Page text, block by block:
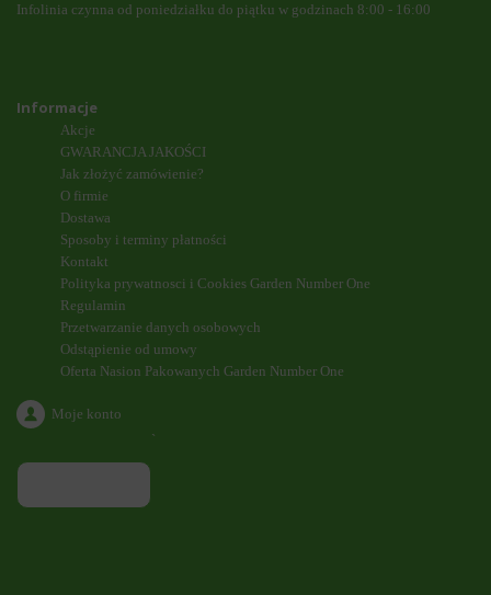
Infolinia czynna od poniedziałku do piątku w godzinach 8:00 - 16:00
Informacje
Akcje
GWARANCJA JAKOŚCI
Jak złożyć zamówienie?
O firmie
Dostawa
Sposoby i terminy płatności
Kontakt
Polityka prywatnosci i Cookies Garden Number One
Regulamin
Przetwarzanie danych osobowych
Odstąpienie od umowy
Oferta Nasion Pakowanych Garden Number One
Moje konto
`